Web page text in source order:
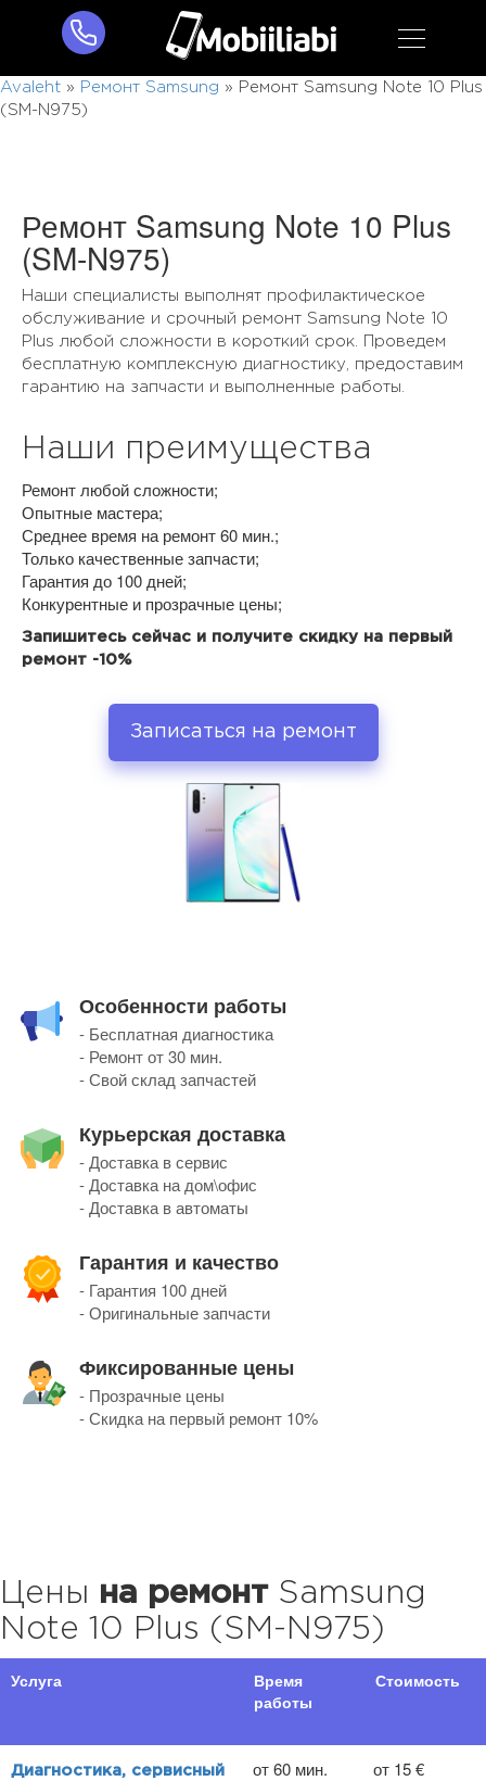
Avaleht » Ремонт Samsung »
Ремонт Samsung Note 10 Plus
(SM-N975)
Ремонт Samsung Note 10 Plus
(SM-N975)
Наши специалисты выполнят профилактическое
обслуживание и срочный ремонт Samsung Note 10
Plus любой сложности в короткий срок. Проведем
бесплатную комплексную диагностику, предоставим
гарантию на запчасти и выполненные работы.
Наши преимущества
Ремонт любой сложности;
Опытные мастера;
Среднее время на ремонт 60 мин.;
Только качественные запчасти;
Гарантия до 100 дней;
Конкурентные и прозрачные цены;
Запишитесь сейчас и получите скидку на первый
ремонт -10%
Записаться на ремонт
Особенности работы
- Бесплатная диагностика
- Ремонт от 30 мин.
- Свой склад запчастей
Курьерская доставка
- Доставка в сервис
- Доставка на дом\офис
- Доставка в автоматы
Гарантия и качество
- Гарантия 100 дней
- Оригинальные запчасти
Фиксированные цены
- Прозрачные цены
- Скидка на первый ремонт 10%
Цены на ремонтSamsung
Note 10 Plus (SM-N975)
Услуга
Время
работы
Стоимость
Диагностика, сервисный
от 60 мин. от 15 €